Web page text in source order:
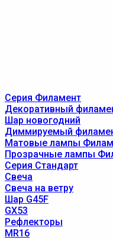
Серия Филамент
Декоративный
Шар новогодний
Диммируемый
Матовые лампы
Прозрачные лампы
Серия Стандарт
Свеча
Свеча на ветру
Шар G45F
GX53
Рефлекторы
MR16